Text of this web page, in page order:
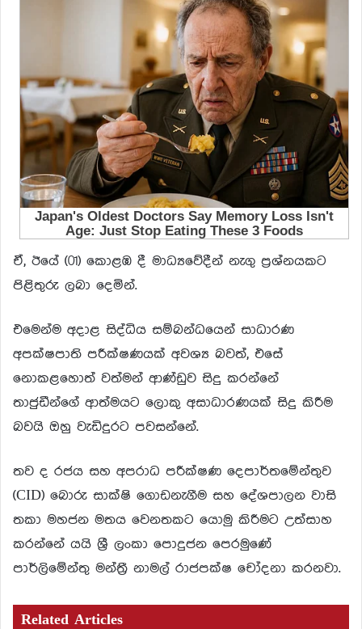
ඒ, ඊයේ (01) කොළඹ දී මාධ්‍යවේදීන් නැගු ප්‍රශ්නයකට
පිළිතුරු ලබා දෙමින්.
එමෙන්ම අදාළ සිද්ධිය සම්බන්ධයෙන් සාධාරණ
අපක්ෂපාති පරීක්ෂණයක් අවශ්‍ය බවත්, එසේ
නොකළහොත් වත්මන් ආණ්ඩුව සිදු කරන්නේ
තාජුඩීන්ගේ ආත්මයට ලොකු අසාධාරණයක් සිදු කිරීම
බවයි ඔහු වැඩිදුරට පවසන්නේ.
තව ද රජය සහ අපරාධ පරීක්ෂණ දෙපාර්තමේන්තුව
(CID) බොරු සාක්ෂි ගොඩනැගීම සහ දේශපාලන වාසි
තකා මහජන මතය වෙනතකට යොමු කිරීමට උත්සාහ
කරන්නේ යයි ශ්‍රී ලංකා පොදුජන පෙරමුණේ
පාර්ලිමේන්තු මන්ත්‍රී නාමල් රාජපක්ෂ චෝදනා කරනවා.
Related Articles